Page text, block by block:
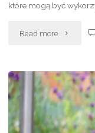
które mogą być
Read more "Odzież
z
–